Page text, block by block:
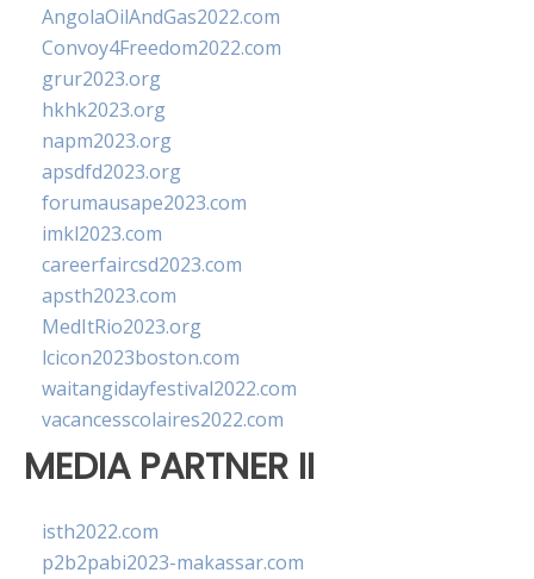
AngolaOilAndGas2022.com
Convoy4Freedom2022.com
grur2023.org
hkhk2023.org
napm2023.org
apsdfd2023.org
forumausape2023.com
imkl2023.com
careerfaircsd2023.com
apsth2023.com
MedItRio2023.org
lcicon2023boston.com
waitangidayfestival2022.com
vacancesscolaires2022.com
MEDIA PARTNER II
isth2022.com
p2b2pabi2023-makassar.com